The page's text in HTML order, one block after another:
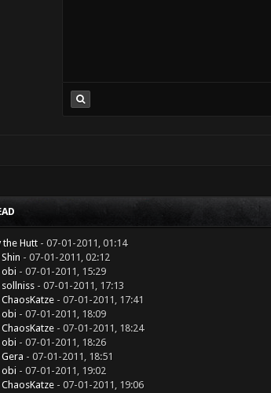
the Hutt- 07-01-2011, 01:14
Shin - 07-01-2011, 02:12
obi- 07-01-2011, 15:29
sollniss- 07-01-2011, 17:13
ChaosKatze- 07-01-2011, 17:41
obi- 07-01-2011, 18:09
ChaosKatze- 07-01-2011, 18:24
obi- 07-01-2011, 18:26
Gera - 07-01-2011, 18:51
obi- 07-01-2011, 19:02
ChaosKatze- 07-01-2011, 19:06